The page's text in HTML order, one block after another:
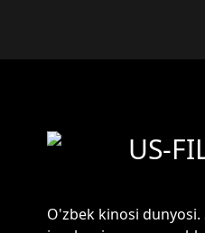
US-
O'zbek kinosi